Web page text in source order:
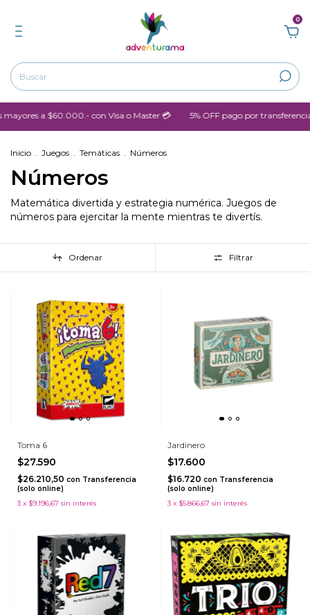
0
$60.000.- con Visa o Master 💳 5% OFF pago por transferencia 💳 3
Inicio . Juegos . Temáticas . Números
Números
Matemática divertida y estrategia numérica. Juegos de
números para ejercitar la mente mientras te divertís.
Ordenar Filtrar
Toma 6
$27.590
$26.210,50 con Transferencia
(solo online)
3 x $9.196,67 sin interés
Jardinero
$17.600
$16.720 con Transferencia
(solo online)
3 x $5.866,67 sin interés